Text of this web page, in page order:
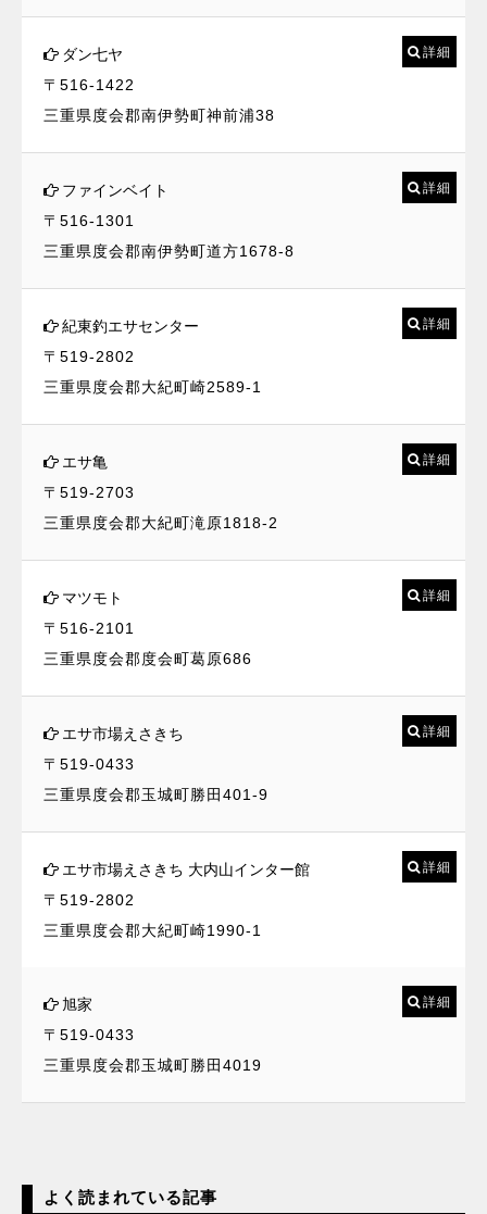
ダン七ヤ
〒516-1422
三重県度会郡南伊勢町神前浦38
詳細
ファインベイト
〒516-1301
三重県度会郡南伊勢町道方1678-8
詳細
紀東釣エサセンター
〒519-2802
三重県度会郡大紀町崎2589-1
詳細
エサ亀
〒519-2703
三重県度会郡大紀町滝原1818-2
詳細
マツモト
〒516-2101
三重県度会郡度会町葛原686
詳細
エサ市場えさきち
〒519-0433
三重県度会郡玉城町勝田401-9
詳細
エサ市場えさきち 大内山インター館
〒519-2802
三重県度会郡大紀町崎1990-1
詳細
旭家
〒519-0433
三重県度会郡玉城町勝田4019
詳細
よく読まれている記事